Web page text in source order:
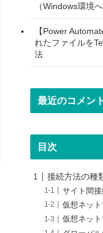
（Windows環境
【Power
れたファイルを
法
最近のコメント
目次
接続方法の種
サイト間接
仮想ネット
仮想ネッ